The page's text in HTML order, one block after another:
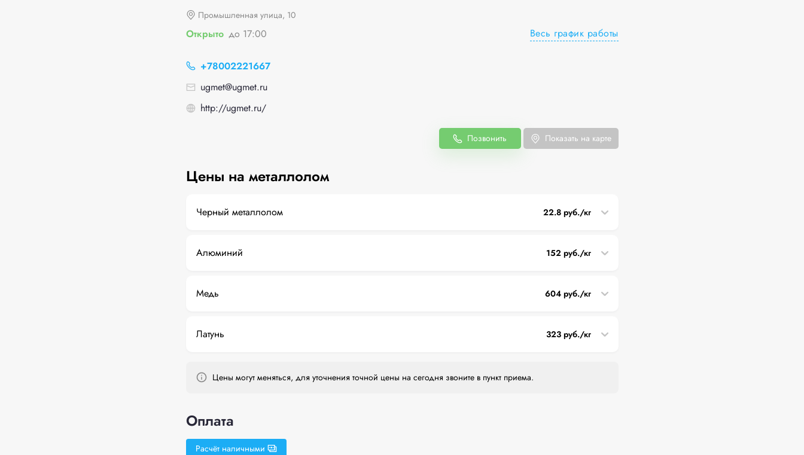
Промышленная улица, 10
Открыто до 17:00 Весь график работы
+78002221667
ugmet@ugmet.ru
http://ugmet.ru/
Позвонить Показать на карте
Цены на металлолом
Черный металлолом 22.8 руб./кг
Алюминий 152 руб./кг
Медь 604 руб./кг
Латунь 323 руб./кг
Цены могут меняться, для уточнения точной цены на сегодня звоните в пункт приема.
Оплата
Расчёт наличными